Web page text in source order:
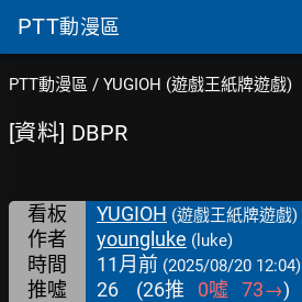
PTT動漫區
PTT動漫區 / YUGIOH (遊戲王紙牌遊戲)
[資料] DBPR
看板 YUGIOH (遊戲王紙牌遊戲)
作者 youngluke (luke)
時間 11月前 (2025/08/20 12:04)
推噓 26 (26推 0噓 73→)